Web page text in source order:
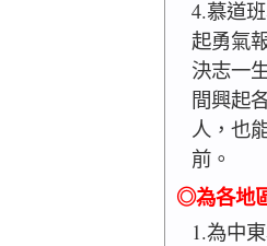
4.慕道
起勇氣
決志一
間興起
人，也
前。
◎為各地
1.為中